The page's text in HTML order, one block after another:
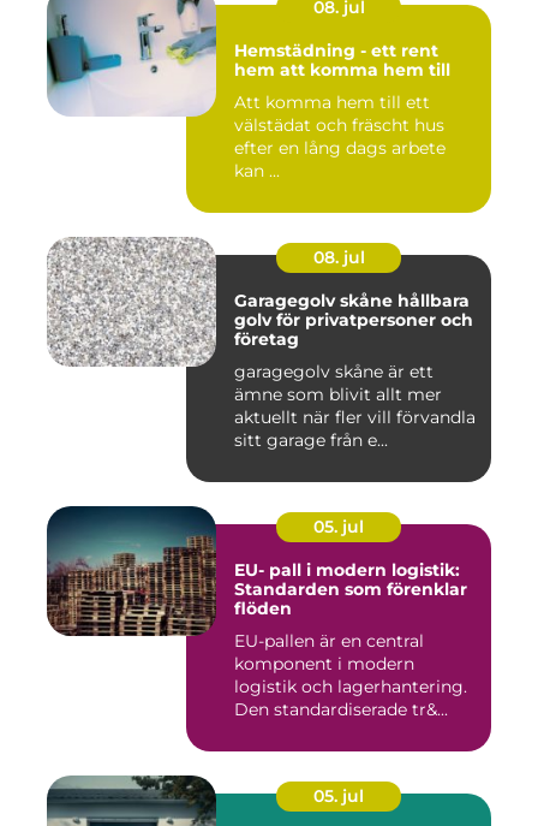
08. jul
Hemstädning - ett rent
hem att komma hem till
Att komma hem till ett
välstädat och fräscht hus
efter en lång dags arbete
kan ...
08. jul
Garagegolv skåne hållbara
golv för privatpersoner och
företag
garagegolv skåne är ett
ämne som blivit allt mer
aktuellt när fler vill förvandla
sitt garage från e...
05. jul
EU- pall i modern logistik:
Standarden som förenklar
flöden
EU-pallen är en central
komponent i modern
logistik och lagerhantering.
Den standardiserade tr&...
05. jul